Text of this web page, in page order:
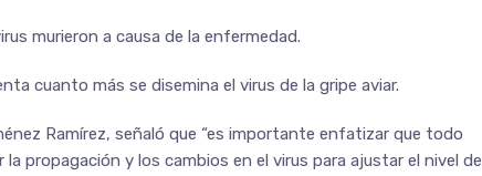
murieron a causa de la enfermedad.
cuanto más se disemina el virus de la gripe aviar.
Ramírez, señaló que “es importante enfatizar que todo
propagación y los cambios en el virus para ajustar el nivel de